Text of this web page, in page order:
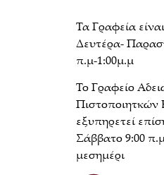
Τα Γραφεία
Δευτέρα-
π.μ-1:00μ.μ
Το Γραφείο
Πιστοποιητκών
εξυπηρετεί
Σάββατο 9:00
μεσημέρι